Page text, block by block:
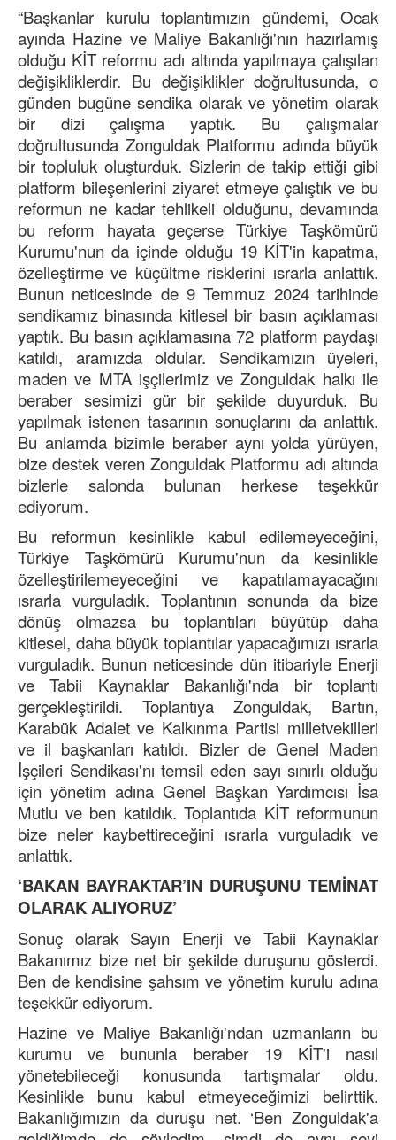
“Başkanlar kurulu toplantımızın gündemi, Ocak
ayında Hazine ve Maliye Bakanlığı'nın hazırlamış
olduğu KİT reformu adı altında yapılmaya çalışılan
değişikliklerdir. Bu değişiklikler doğrultusunda, o
günden bugüne sendika olarak ve yönetim olarak
bir dizi çalışma yaptık. Bu çalışmalar
doğrultusunda Zonguldak Platformu adında büyük
bir topluluk oluşturduk. Sizlerin de takip ettiği gibi
platform bileşenlerini ziyaret etmeye çalıştık ve bu
reformun ne kadar tehlikeli olduğunu, devamında
bu reform hayata geçerse Türkiye Taşkömürü
Kurumu'nun da içinde olduğu 19 KİT'in kapatma,
özelleştirme ve küçültme risklerini ısrarla anlattık.
Bunun neticesinde de 9 Temmuz 2024 tarihinde
sendikamız binasında kitlesel bir basın açıklaması
yaptık. Bu basın açıklamasına 72 platform paydaşı
katıldı, aramızda oldular. Sendikamızın üyeleri,
maden ve MTA işçilerimiz ve Zonguldak halkı ile
beraber sesimizi gür bir şekilde duyurduk. Bu
yapılmak istenen tasarının sonuçlarını da anlattık.
Bu anlamda bizimle beraber aynı yolda yürüyen,
bize destek veren Zonguldak Platformu adı altında
bizlerle salonda bulunan herkese teşekkür
ediyorum.
Bu reformun kesinlikle kabul edilemeyeceğini,
Türkiye Taşkömürü Kurumu'nun da kesinlikle
özelleştirilemeyeceğini ve kapatılamayacağını
ısrarla vurguladık. Toplantının sonunda da bize
dönüş olmazsa bu toplantıları büyütüp daha
kitlesel, daha büyük toplantılar yapacağımızı ısrarla
vurguladık. Bunun neticesinde dün itibariyle Enerji
ve Tabii Kaynaklar Bakanlığı'nda bir toplantı
gerçekleştirildi. Toplantıya Zonguldak, Bartın,
Karabük Adalet ve Kalkınma Partisi milletvekilleri
ve il başkanları katıldı. Bizler de Genel Maden
İşçileri Sendikası'nı temsil eden sayı sınırlı olduğu
için yönetim adına Genel Başkan Yardımcısı İsa
Mutlu ve ben katıldık. Toplantıda KİT reformunun
bize neler kaybettireceğini ısrarla vurguladık ve
anlattık.
‘BAKAN BAYRAKTAR’IN DURUŞUNU TEMİNAT
OLARAK ALIYORUZ’
Sonuç olarak Sayın Enerji ve Tabii Kaynaklar
Bakanımız bize net bir şekilde duruşunu gösterdi.
Ben de kendisine şahsım ve yönetim kurulu adına
teşekkür ediyorum.
Hazine ve Maliye Bakanlığı'ndan uzmanların bu
kurumu ve bununla beraber 19 KİT'i nasıl
yönetebileceği konusunda tartışmalar oldu.
Kesinlikle bunu kabul etmeyeceğimizi belirttik.
Bakanlığımızın da duruşu net. ‘Ben Zonguldak'a